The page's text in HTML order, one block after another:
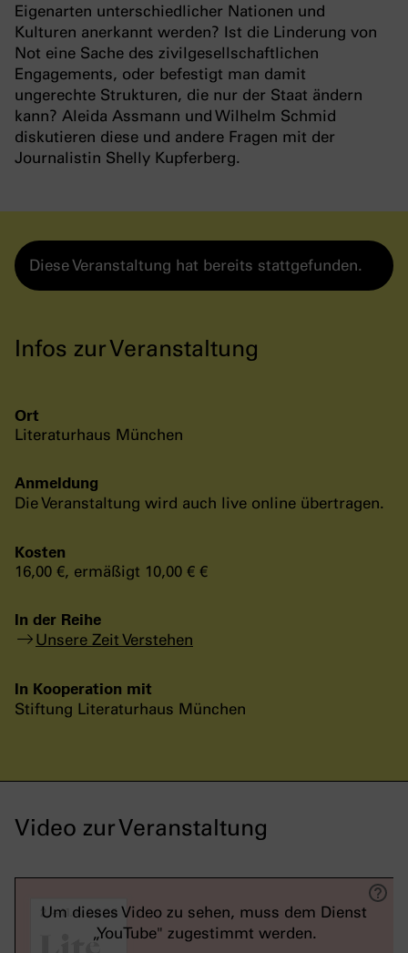
Eigenarten unterschiedlicher Nationen und
Kulturen anerkannt werden? Ist die Linderung von
Not eine Sache des zivilgesellschaftlichen
Engagements, oder befestigt man damit
ungerechte Strukturen, die nur der Staat ändern
kann? Aleida Assmann und Wilhelm Schmid
diskutieren diese und andere Fragen mit der
Journalistin Shelly Kupferberg.
Diese Veranstaltung hat bereits stattgefunden.
Infos zur Veranstaltung
Ort
Literaturhaus München
Anmeldung
Die Veranstaltung wird auch live online übertragen.
Kosten
16,00 €, ermäßigt 10,00 € €
In der Reihe
Unsere Zeit Verstehen
In Kooperation mit
Stiftung Literaturhaus München
Video zur Veranstaltung
Um dieses Video zu sehen, muss dem Dienst
„YouTube" zugestimmt werden.